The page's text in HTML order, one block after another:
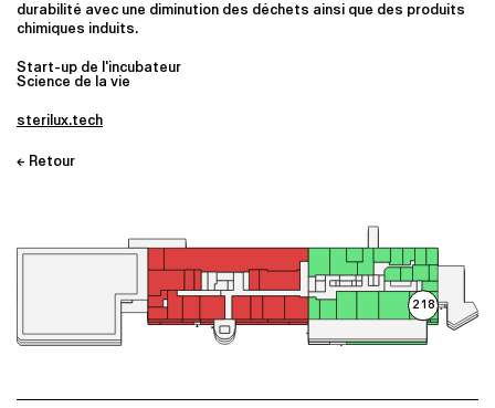
Écosysteme
Infos générales
Galerie
durabilité avec une diminution des déchets ainsi que des produits
chimiques induits.
Start-up de l'incubateur
Science de la vie
sterilux.tech
← Retour
218